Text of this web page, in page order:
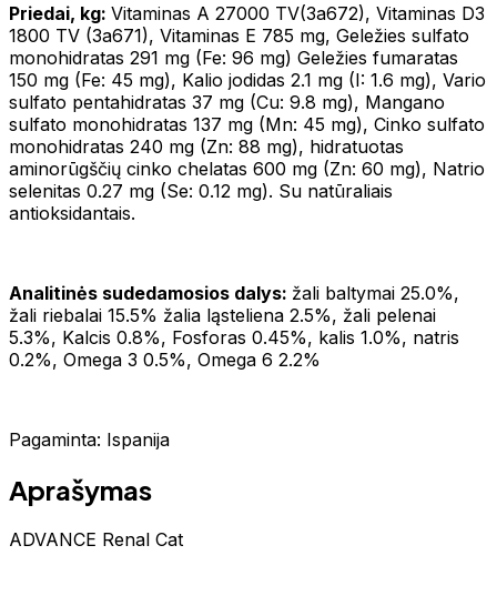
Priedai, kg: Vitaminas A 27000 TV(3a672), Vitaminas D3
1800 TV (3a671), Vitaminas E 785 mg, Geležies sulfato
monohidratas 291 mg (Fe: 96 mg) Geležies fumaratas
150 mg (Fe: 45 mg), Kalio jodidas 2.1 mg (I: 1.6 mg), Vario
sulfato pentahidratas 37 mg (Cu: 9.8 mg), Mangano
sulfato monohidratas 137 mg (Mn: 45 mg), Cinko sulfato
monohidratas 240 mg (Zn: 88 mg), hidratuotas
aminorūgščių cinko chelatas 600 mg (Zn: 60 mg), Natrio
selenitas 0.27 mg (Se: 0.12 mg). Su natūraliais
antioksidantais.
Analitinės sudedamosios dalys: žali baltymai 25.0%,
žali riebalai 15.5% žalia ląsteliena 2.5%, žali pelenai
5.3%, Kalcis 0.8%, Fosforas 0.45%, kalis 1.0%, natris
0.2%, Omega 3 0.5%, Omega 6 2.2%
Pagaminta: Ispanija
Aprašymas
ADVANCE Renal Cat